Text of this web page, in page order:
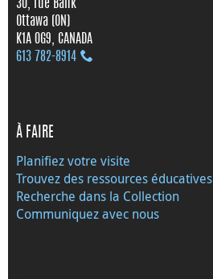
30, rue Bank
Ottawa (ON)
K1A 0G9, CANADA
613 782‑8914
À FAIRE
Planifiez votre visite
Trouvez des ressources éducatives
Recherche dans la Collection
Communiquez avec nous